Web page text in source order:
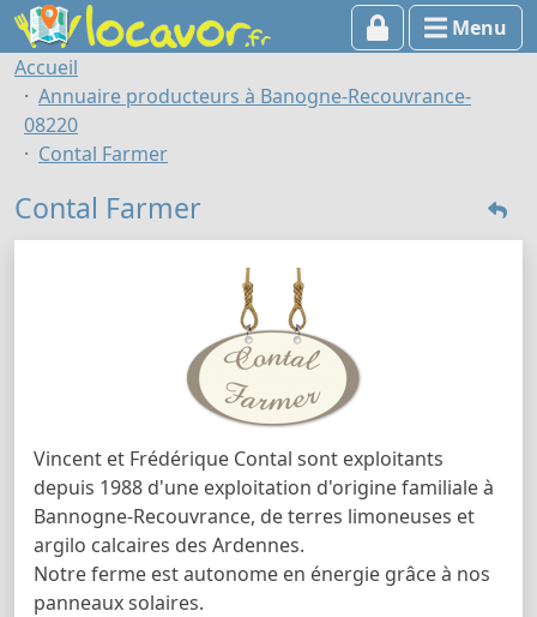
Menu
Accueil
Annuaire producteurs à Banogne-Recouvrance-
08220
Contal Farmer
Contal Farmer
Vincent et Frédérique Contal sont exploitants
depuis 1988 d'une exploitation d'origine familiale à
Bannogne-Recouvrance, de terres limoneuses et
argilo calcaires des Ardennes.
Notre ferme est autonome en énergie grâce à nos
panneaux solaires.